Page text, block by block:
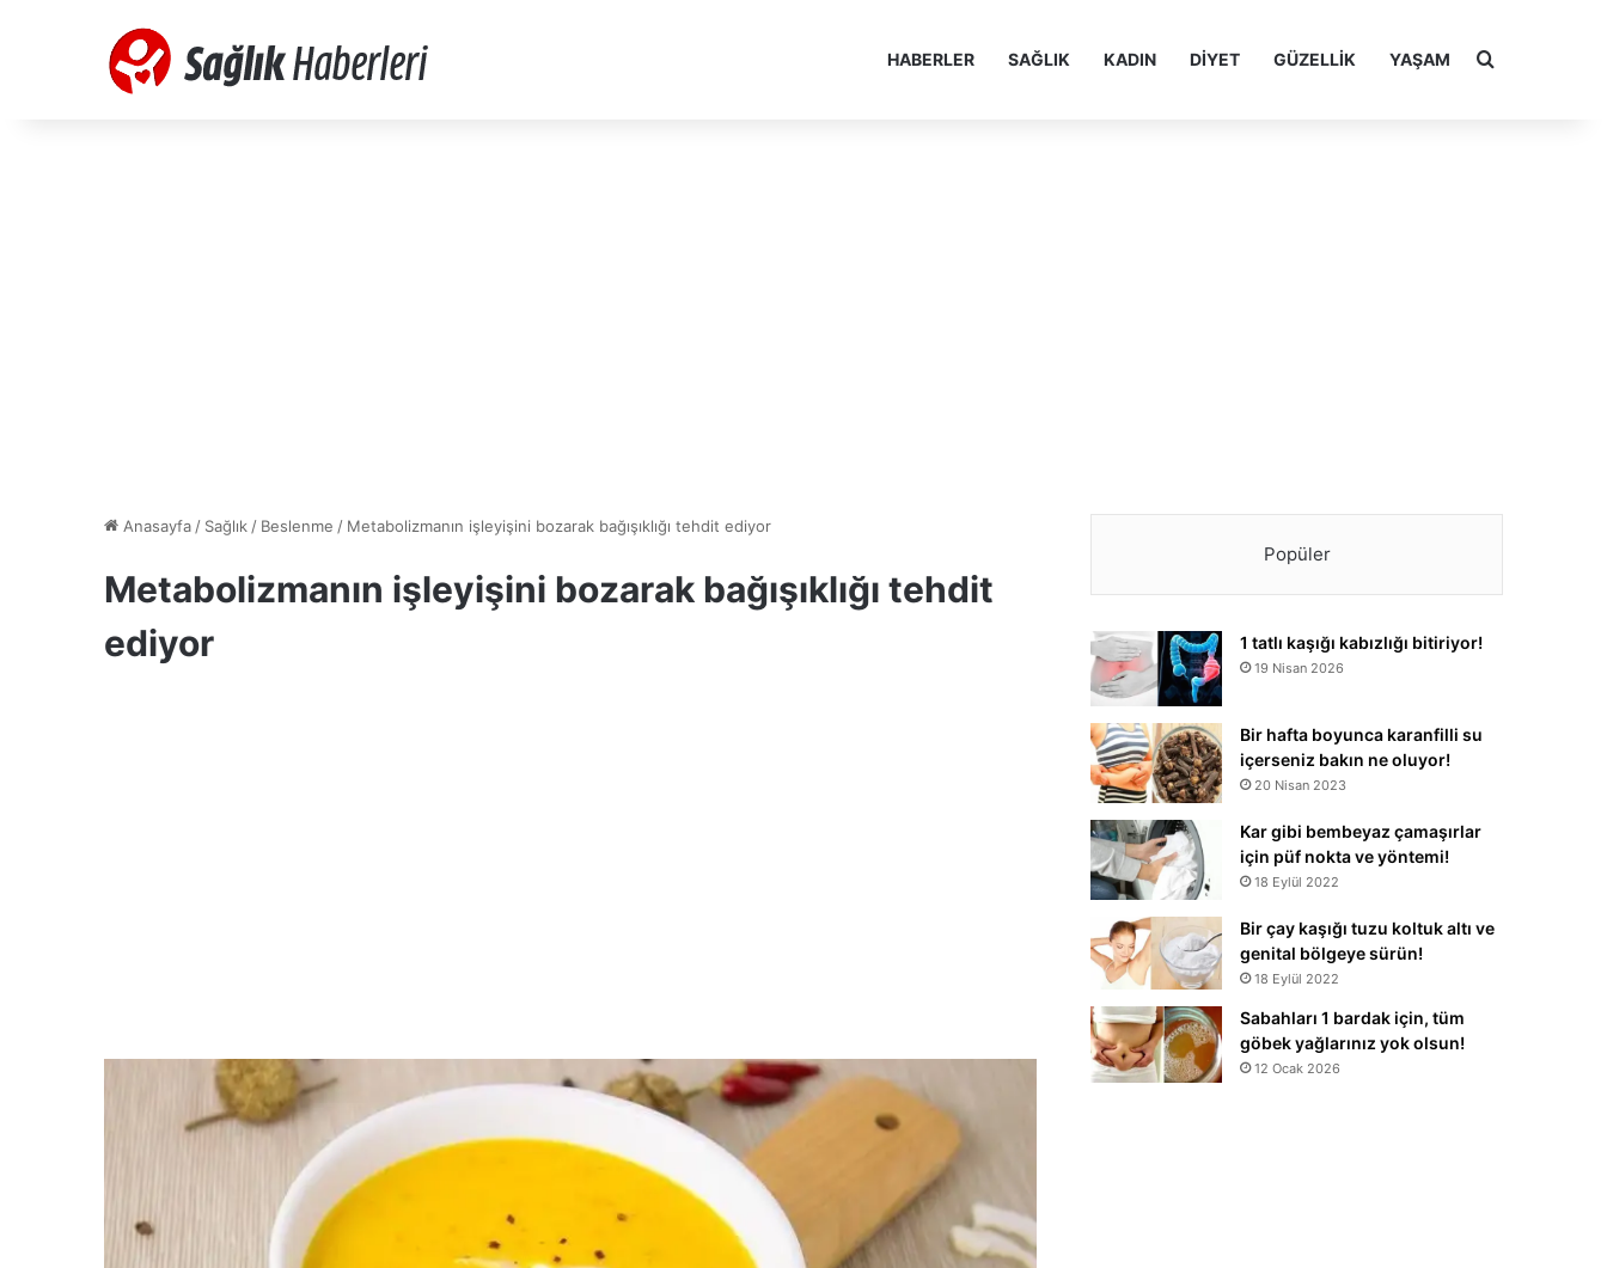
HABERLER SAĞLIK KADIN DIYET GÜZELLIK YAŞAM Arama yap
Anasayfa / Sağlık / Beslenme / Metabolizmanın işleyişini bozarak bağışıklığı tehdit ediyor
Metabolizmanın işleyişini bozarak bağışıklığı tehdit
ediyor
Popüler
1 tatlı kaşığı kabızlığı bitiriyor!
19 Nisan 2026
Bir hafta boyunca karanfilli su
içerseniz bakın ne oluyor!
20 Nisan 2023
Kar gibi bembeyaz çamaşırlar
için püf nokta ve yöntemi!
18 Eylül 2022
Bir çay kaşığı tuzu koltuk altı ve
genital bölgeye sürün!
18 Eylül 2022
Sabahları 1 bardak için, tüm
göbek yağlarınız yok olsun!
12 Ocak 2026